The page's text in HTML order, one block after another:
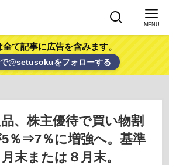
MENU
て記事に広告を含みます。
@setusokuをフォローする
、株主優待で買い物割
％⇒7％に増強へ。基準
末または８月末。